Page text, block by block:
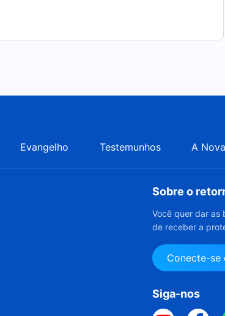
Evangelho Testemunhos A
Sobre o
Você quer dar as
de receber a
Conecte-se
Siga-nos